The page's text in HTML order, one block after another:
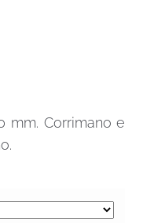
mm. Corrimano e